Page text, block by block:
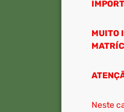
MUITO
Neste